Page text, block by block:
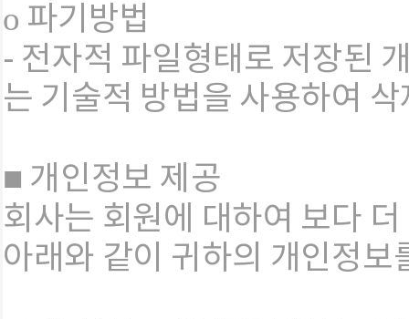
ο 파기방법
- 전자적 파일형태로 저장된
는 기술적 방법을 사용하여
■ 개인정보 제공
회사는 회원에 대하여 보다
아래와 같이 귀하의 개인정보